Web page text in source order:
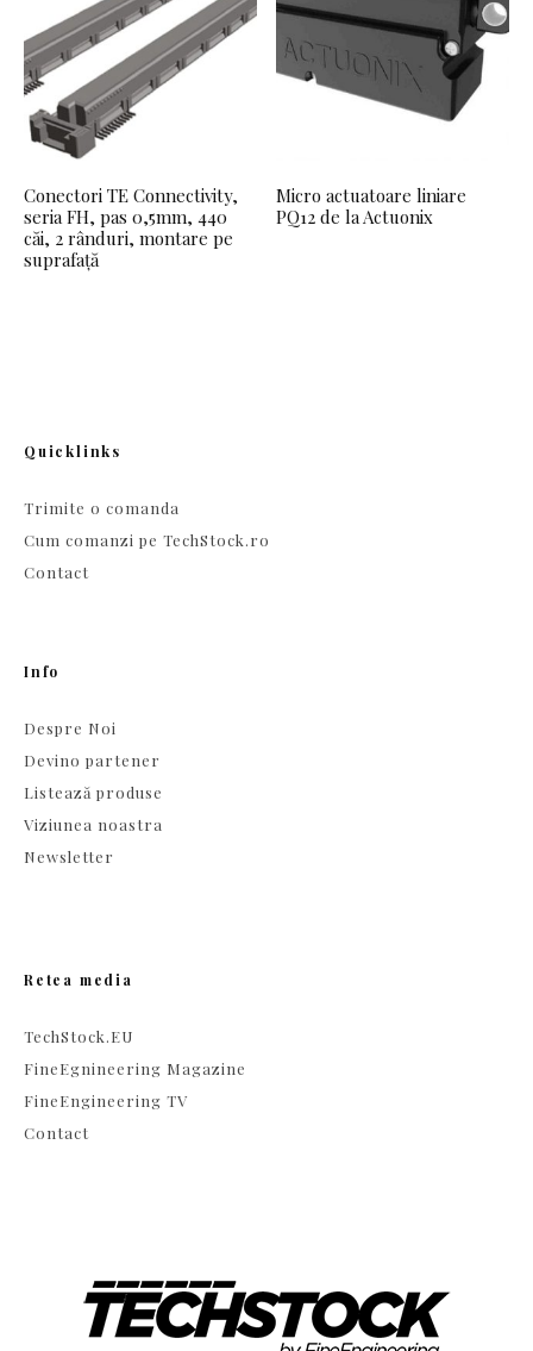
Conectori TE Connectivity,
seria FH, pas 0,5mm, 440
căi, 2 rânduri, montare pe
suprafață
Micro actuatoare liniare
PQ12 de la Actuonix
Quicklinks
Trimite o comanda
Cum comanzi pe TechStock.ro
Contact
Info
Despre Noi
Devino partener
Listează produse
Viziunea noastra
Newsletter
Retea media
TechStock.EU
FineEgnineering Magazine
FineEngineering TV
Contact